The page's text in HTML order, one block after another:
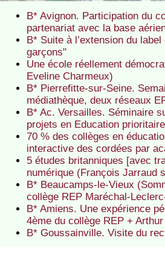
B* Avignon. Participation du
partenariat avec la base
B* Suite à l’extension du
garçons"
Une école réellement
Eveline Charmeux)
B* Pierrefitte-sur-Seine.
médiathèque, deux réseaux
B* Ac. Versailles. Séminaire
projets en Education
70 % des collèges en
interactive des cordées par
5 études britanniques [avec
numérique (François Jarraud
B* Beaucamps-le-Vieux
collège REP Maréchal-
B* Amiens. Une expérience
4ème du collège REP +
B* Goussainville. Visite du